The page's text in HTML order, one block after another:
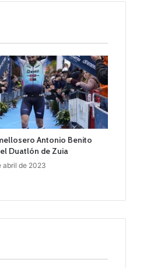
Antonio Benito
Duatlón de Zuia
abril de 2023